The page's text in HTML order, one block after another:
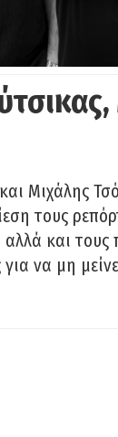
Μιχάλης
τους
και τους
να μη